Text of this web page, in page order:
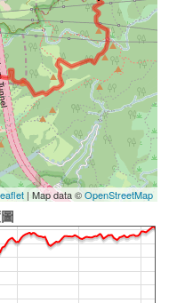
| Map data ©OpenStreetMap